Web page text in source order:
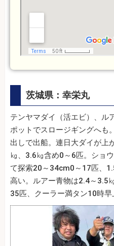
茨城県：幸栄丸
テンヤマダイ（活エビ）、ル
ポットでスロージギングへも
出しで出船。連日大ダイが上
㎏、3.6㎏含め0～6匹。ショ
て探索20～34cm0～17匹、
高い。ルアー青物は2.4～3.5
35匹、クーラー満タン10時早